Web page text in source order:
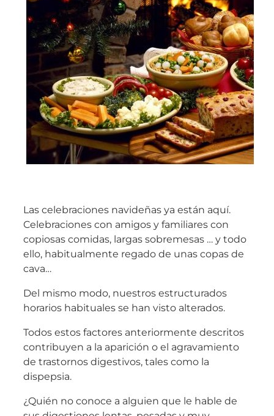
Las celebraciones navideñas ya están aquí.
Celebraciones con amigos y familiares con
copiosas comidas, largas sobremesas … y todo
ello, habitualmente regado de unas copas de
cava…
Del mismo modo, nuestros estructurados
horarios habituales se han visto alterados.
Todos estos factores anteriormente descritos
contribuyen a la aparición o el agravamiento
de trastornos digestivos, tales como la
dispepsia.
¿Quién no conoce a alguien que le hable de